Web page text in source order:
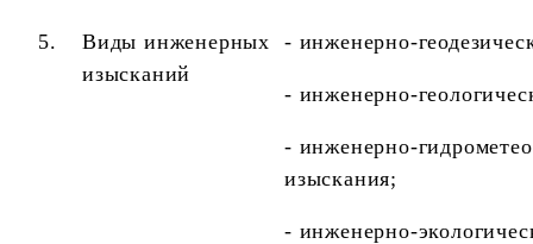
5.
Виды инженерных
изысканий
- инженерно-
- инженерно-
- инженерно-
изыскания;
- инженерно-